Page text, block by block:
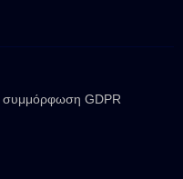
συμμόρφωση GDPR